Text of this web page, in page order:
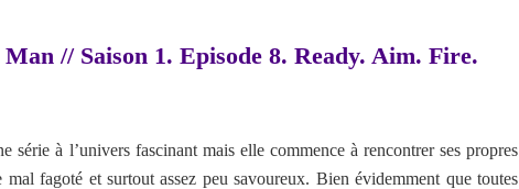
// Saison 1. Episode 8. Ready. Aim. Fire.
série à l’univers fascinant mais elle commence à rencontrer ses propres
mal fagoté et surtout assez peu savoureux. Bien évidemment que toutes